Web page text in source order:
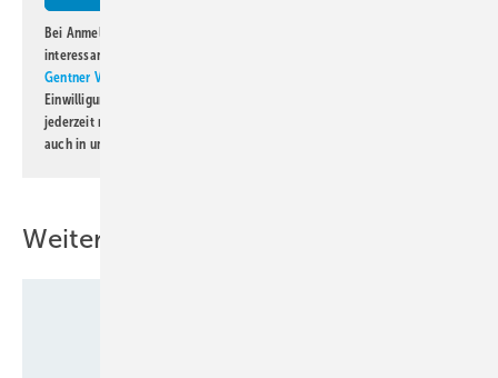
Bei Anmeldung zu diesem Newsletter bin ich damit einverstanden, über
interessante Verlags- und Online-Angebote
Gentner Verlag GmbH & Co. KG
Einwilligung kann ich jederzeit widerrufen und eine Abmeldung ist
jederzeit möglich. Informationen zum Umgang mit Daten finden Sie
auch in unserer
Weitere Inhalte